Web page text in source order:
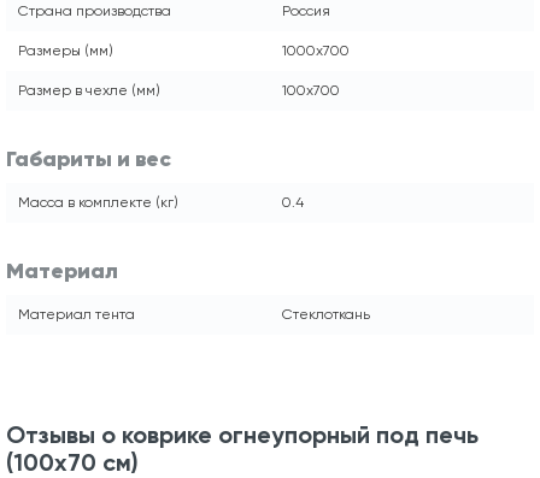
Страна производства Россия
Размеры (мм) 1000x700
Размер в чехле (мм) 100x700
Габариты и вес
Масса в комплекте (кг) 0.4
Материал
Материал тента Стеклоткань
Отзывы о коврике огнеупорный под печь
(100х70 см)